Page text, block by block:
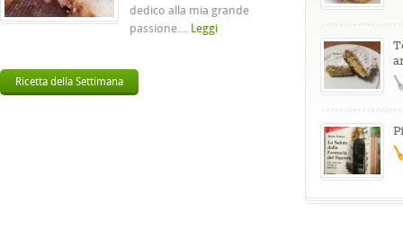
dedico alla mia grande
passione.... Leggi
Ricetta della Settimana